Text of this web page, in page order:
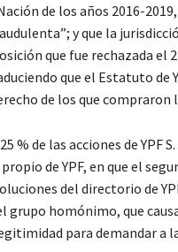
de los años 2016-
y que la
que fue rechazada el
que el Estatuto de
de los que compraron
de las acciones de YPF
de YPF, en que el
del directorio de
homónimo, que
para demandar a